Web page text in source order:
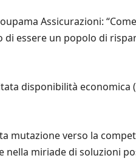
Assicurazioni:
essere un popolo di
disponibilità economica
mutazione verso la
miriade di soluzioni